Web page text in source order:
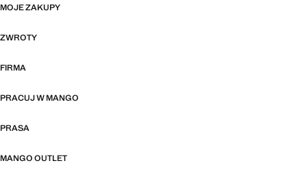
MOJE ZAKUPY
ZWROTY
FIRMA
PRACUJ W MANGO
PRASA
MANGO OUTLET